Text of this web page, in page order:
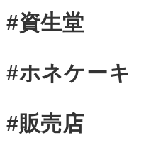
#資生堂
#ホネケーキ
#販売店